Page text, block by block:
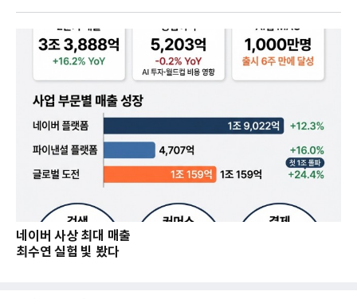
네이버 사상 최대 매출
최수연 실험 빛 봤다